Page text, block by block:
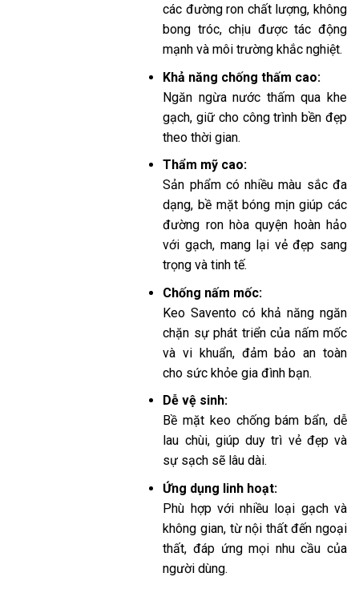
các đường ron chất lượng, không
bong tróc, chịu được tác động
mạnh và môi trường khắc nghiệt.
Khả năng chống thấm cao:
Ngăn ngừa nước thấm qua khe
gạch, giữ cho công trình bền đẹp
theo thời gian.
Thẩm mỹ cao:
Sản phẩm có nhiều màu sắc đa
dạng, bề mặt bóng mịn giúp các
đường ron hòa quyện hoàn hảo
với gạch, mang lại vẻ đẹp sang
trọng và tinh tế.
Chống nấm mốc:
Keo Savento có khả năng ngăn
chặn sự phát triển của nấm mốc
và vi khuẩn, đảm bảo an toàn
cho sức khỏe gia đình bạn.
Dễ vệ sinh:
Bề mặt keo chống bám bẩn, dễ
lau chùi, giúp duy trì vẻ đẹp và
sự sạch sẽ lâu dài.
Ứng dụng linh hoạt:
Phù hợp với nhiều loại gạch và
không gian, từ nội thất đến ngoại
thất, đáp ứng mọi nhu cầu của
người dùng.